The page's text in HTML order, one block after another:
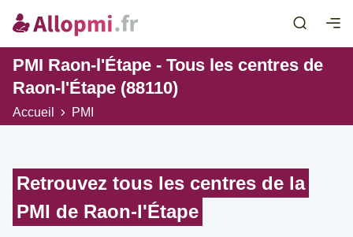
PMI Raon-l'Étape - Tous les centres de
Raon-l'Étape (88110)
Accueil PMI
Retrouvez tous les centres de la
PMI de Raon-l'Étape